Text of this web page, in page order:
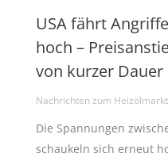
USA fährt
hoch –
von kurzer Dauer
Nachrichten zum Heizölmarkt
Die Spannungen
schaukeln sich erneut